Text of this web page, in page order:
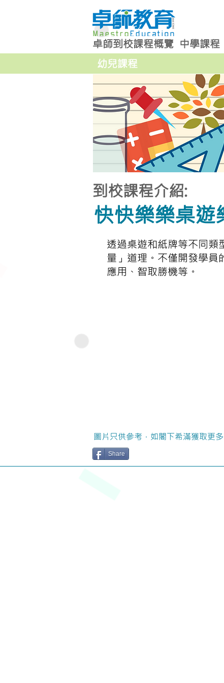
卓師到校課程概覽 中學課程
幼兒課程
到校課程介紹:
快快樂樂桌遊
透過桌遊和紙牌等不同類
量」道理。不僅開發學員
應用、智取勝機等。
圖片只供參考，如閣下希滿獲取更
Share